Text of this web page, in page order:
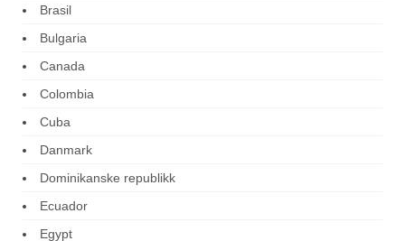
Brasil
Bulgaria
Canada
Colombia
Cuba
Danmark
Dominikanske republikk
Ecuador
Egypt